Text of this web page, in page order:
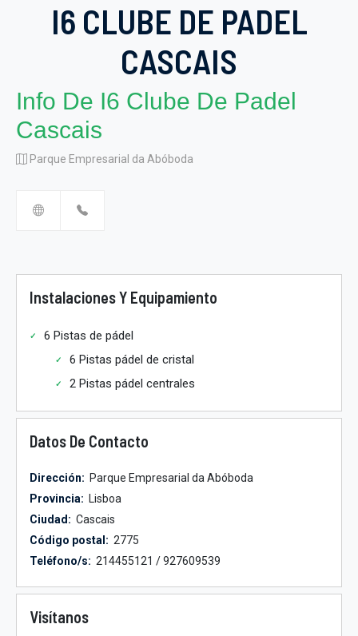
I6 CLUBE DE PADEL
CASCAIS
Info De I6 Clube De Padel
Cascais
Parque Empresarial da Abóboda
Instalaciones Y Equipamiento
6 Pistas de pádel
6 Pistas pádel de cristal
2 Pistas pádel centrales
Datos De Contacto
Dirección: Parque Empresarial da Abóboda
Provincia: Lisboa
Ciudad: Cascais
Código postal: 2775
Teléfono/s: 214455121 / 927609539
Visítanos